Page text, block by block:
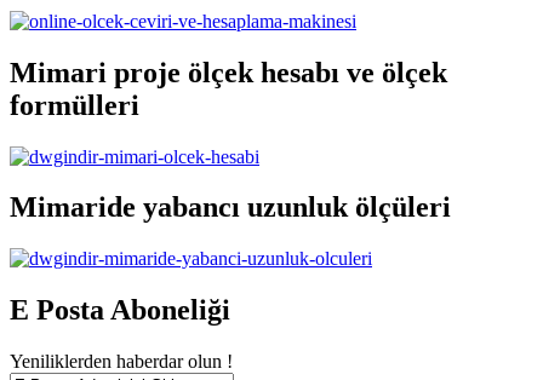
Mimari proje ölçek hesabı ve ölçek
formülleri
Mimaride yabancı uzunluk ölçüleri
E Posta Aboneliği
Yeniliklerden haberdar olun !